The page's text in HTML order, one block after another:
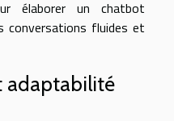
élaborer un chatbot
conversations fluides et
adaptabilité